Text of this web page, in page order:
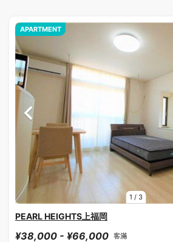
1 / 3
APARTMENT
PEARL HEIGHTS上福岡
¥38,000 - ¥66,000 客滿